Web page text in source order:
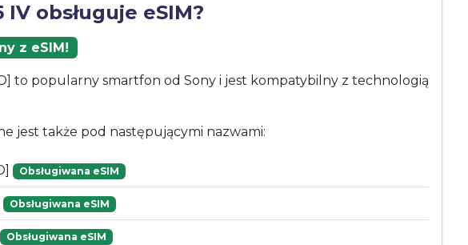
IV obsługuje eSIM?
z eSIM!
to popularny smartfon od Sony i jest kompatybilny z technologią
jest także pod następującymi nazwami:
Obsługiwana eSIM
Obsługiwana eSIM
Obsługiwana eSIM